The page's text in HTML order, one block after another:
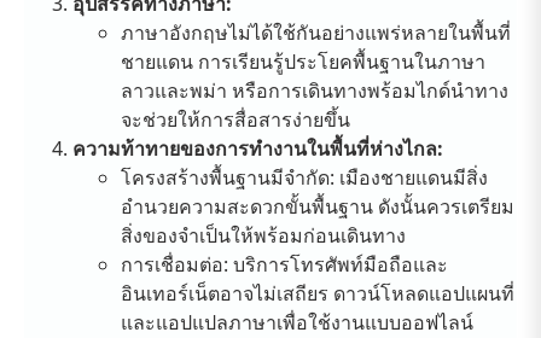
ภาษาอังกฤษไม่ได้ใช้กันอย่างแพร่หลายในพื้นที่
ชายแดน การเรียนรู้ประโยคพื้นฐานในภาษา
ลาวและพม่า หรือการเดินทางพร้อมไกด์นำทาง
จะช่วยให้การสื่อสารง่ายขึ้น
ความท้าทายของการทำงานในพื้นที่ห่างไกล:
โครงสร้างพื้นฐานมีจำกัด: เมืองชายแดนมีสิ่ง
อำนวยความสะดวกขั้นพื้นฐาน ดังนั้นควรเตรียม
สิ่งของจำเป็นให้พร้อมก่อนเดินทาง
การเชื่อมต่อ: บริการโทรศัพท์มือถือและ
อินเทอร์เน็ตอาจไม่เสถียร ดาวน์โหลดแอปแผนที่
และแอปแปลภาษาเพื่อใช้งานแบบออฟไลน์